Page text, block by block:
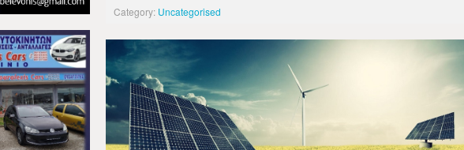
Category: Uncategorised